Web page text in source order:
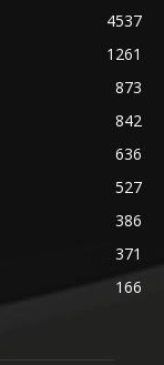
4537
1261
873
842
636
527
386
371
166